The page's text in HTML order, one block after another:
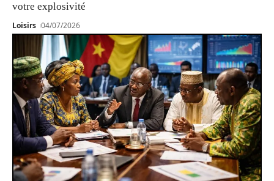
votre explosivité
Loisirs 04/07/2026